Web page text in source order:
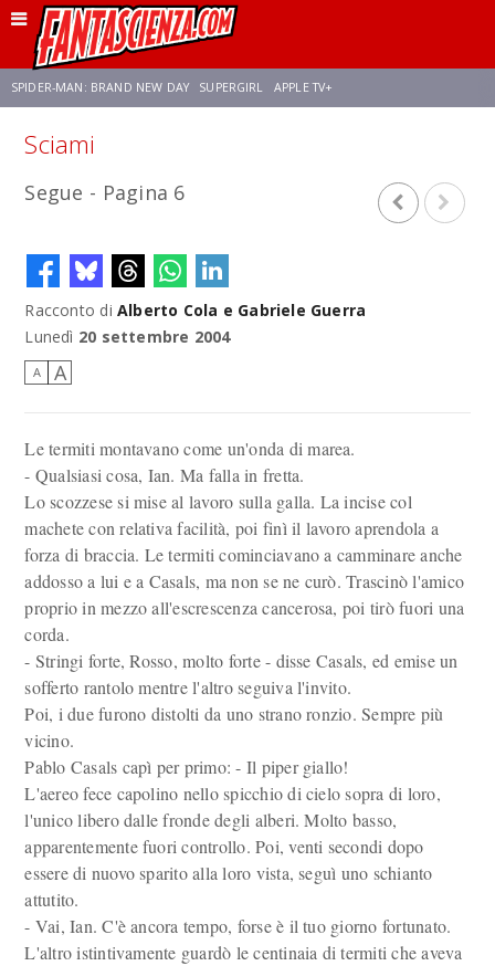
SPIDER-MAN: BRAND NEW DAY SUPERGIRL APPLE TV+
Sciami
Segue - Pagina 6
Racconto di Alberto Cola e Gabriele Guerra
Lunedì 20 settembre 2004
A A
Le termiti montavano come un'onda di marea.
- Qualsiasi cosa, Ian. Ma falla in fretta.
Lo scozzese si mise al lavoro sulla galla. La incise col
machete con relativa facilità, poi finì il lavoro aprendola a
forza di braccia. Le termiti cominciavano a camminare anche
addosso a lui e a Casals, ma non se ne curò. Trascinò l'amico
proprio in mezzo all'escrescenza cancerosa, poi tirò fuori una
corda.
- Stringi forte, Rosso, molto forte - disse Casals, ed emise un
sofferto rantolo mentre l'altro seguiva l'invito.
Poi, i due furono distolti da uno strano ronzio. Sempre più
vicino.
Pablo Casals capì per primo: - Il piper giallo!
L'aereo fece capolino nello spicchio di cielo sopra di loro,
l'unico libero dalle fronde degli alberi. Molto basso,
apparentemente fuori controllo. Poi, venti secondi dopo
essere di nuovo sparito alla loro vista, seguì uno schianto
attutito.
- Vai, Ian. C'è ancora tempo, forse è il tuo giorno fortunato.
L'altro istintivamente guardò le centinaia di termiti che aveva